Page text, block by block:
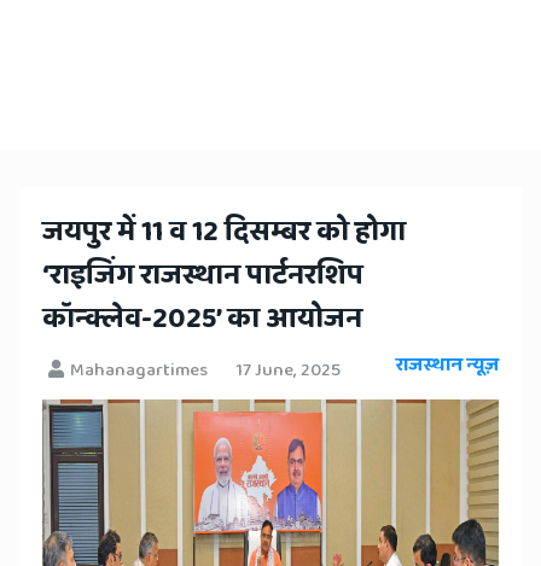
जयपुर में 11 व 12 दिसम्बर को होगा
‘राइजिंग राजस्थान पार्टनरशिप
कॉन्क्लेव-2025’ का आयोजन
Mahanagartimes 17 June, 2025 राजस्थान न्यूज़